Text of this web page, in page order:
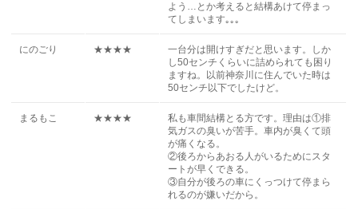
よう…とか考えると結構あけて停まっ
てしまいます｡｡｡
にのごり ★★★★
一台分は開けすぎだと思います。しか
し50センチくらいに詰められても困り
ますね。以前神奈川に住んでいた時は
50センチ以下でしたけど。
まるもこ ★★★★
私も車間結構とる方です。理由は①排
気ガスの臭いが苦手。車内が臭くて頭
が痛くなる。
②後ろからあおる人がいるためにスタ
ートが早くできる。
③自分が後ろの車にくっつけて停まら
れるのが嫌いだから。